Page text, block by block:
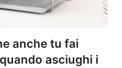
anche tu fai
asciughi i